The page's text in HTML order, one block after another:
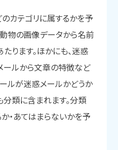
カテゴリに属するかを予
動物の画像データから名前
ります。ほかにも、迷惑
ールから文章の特徴など
ルが迷惑メールかどうか
類に含まれます。分類
・あてはまらないかを予